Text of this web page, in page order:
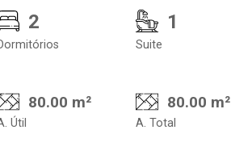
2 1
Suite
80.00 m²
Útil
80.00 m²
A. Total